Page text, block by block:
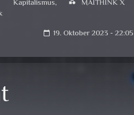
Kapitalismus,
MAITHINK X
calendar_today 19. Oktober 2023 - 22:05